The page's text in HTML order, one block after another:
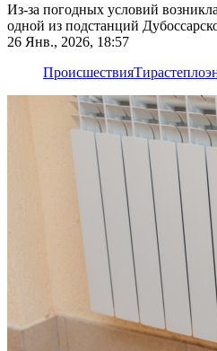
Из-за погодных условий
одной из подстанций
26 Янв., 2026, 18:57
Происшествия